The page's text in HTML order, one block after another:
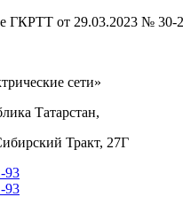
ГКРТТ от 29.03.2023 № 30-
сети»
Татарстан,
Тракт, 27Г
93
93